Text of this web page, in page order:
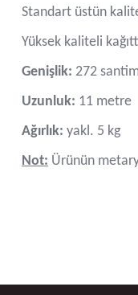
Standart üstün
Yüksek kaliteli
Genişlik: 272
Uzunluk: 11 metre
Ağırlık: yakl. 5 kg
Not: Ürünün